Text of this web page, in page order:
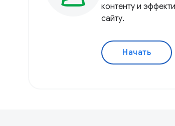
контенту и
сайту.
Начать